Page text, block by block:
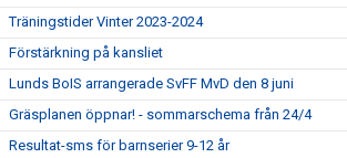
Träningstider Vinter 2023-2024
Förstärkning på kansliet
Lunds BoIS arrangerade SvFF MvD den 8 juni
Gräsplanen öppnar! - sommarschema från 24/4
Resultat-sms för barnserier 9-12 år